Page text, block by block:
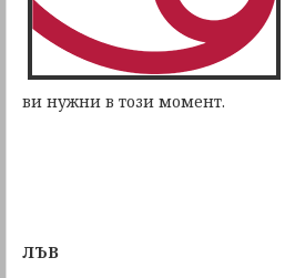
ви нужни в този момент.
ЛЪВ